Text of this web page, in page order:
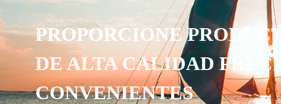
PROPORCIONE
DE ALTA CALIDAD
CONVENIENTES